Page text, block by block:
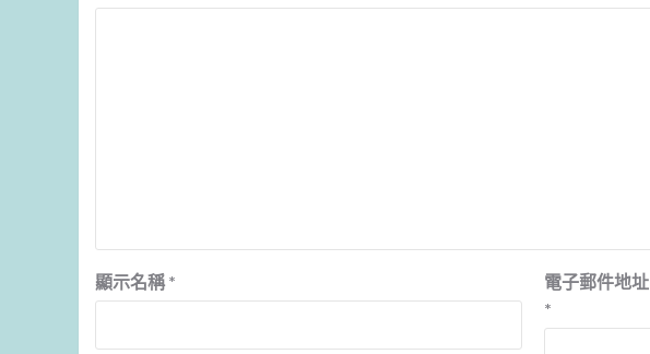
顯示名稱 *
電子郵件地址
*